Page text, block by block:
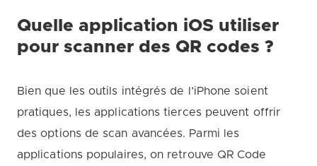
Quelle application iOS utiliser
pour scanner des QR codes ?
Bien que les outils intégrés de l’iPhone soient
pratiques, les applications tierces peuvent offrir
des options de scan avancées. Parmi les
applications populaires, on retrouve QR Code